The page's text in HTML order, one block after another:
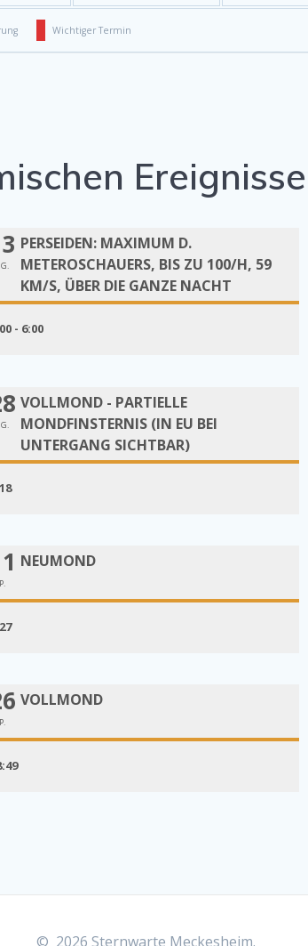
Wichtiger Termin
Ereignisse
PERSEIDEN: MAXIMUM D.
METEROSCHAUERS, BIS ZU 100/H, 59
KM/S, ÜBER DIE GANZE NACHT
- 6:00
VOLLMOND - PARTIELLE
MONDFINSTERNIS (IN EU BEI
UNTERGANG SICHTBAR)
NEUMOND
VOLLMOND
© 2026 Sternwarte Meckesheim.